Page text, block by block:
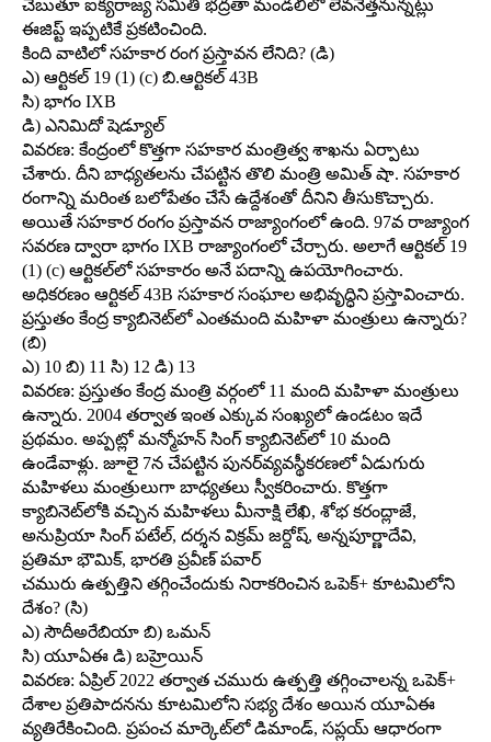
చెబుతూ ఐక్యరాజ్య సమితి భద్రతా మండలిలో లేవనెత్తనున్నట్లు
ఈజిప్ట్‌ ఇప్పటికే ప్రకటించింది.
కింది వాటిలో సహకార రంగ ప్రస్తావన లేనిది? (డి)
ఎ) ఆర్టికల్‌ 19 (1) (c) బి.ఆర్టికల్‌ 43B
సి) భాగం IXB
డి) ఎనిమిదో షెడ్యూల్‌
వివరణ: కేంద్రంలో కొత్తగా సహకార మంత్రిత్వ శాఖను ఏర్పాటు
చేశారు. దీని బాధ్యతలను చేపట్టిన తొలి మంత్రి అమిత్‌ షా. సహకార
రంగాన్ని మరింత బలోపేతం చేసే ఉద్దేశంతో దీనిని తీసుకొచ్చారు.
అయితే సహకార రంగం ప్రస్తావన రాజ్యాంగంలో ఉంది. 97వ రాజ్యాంగ
సవరణ ద్వారా భాగం IXB రాజ్యాంగంలో చేర్చారు. అలాగే ఆర్టికల్‌ 19
(1) (c) ఆర్టికల్‌లో సహకారం అనే పదాన్ని ఉపయోగించారు.
అధికరణం ఆర్టికల్‌ 43B సహకార సంఘాల అభివృద్ధిని ప్రస్తావించారు.
ప్రస్తుతం కేంద్ర క్యాబినెట్‌లో ఎంతమంది మహిళా మంత్రులు ఉన్నారు?
(బి)
ఎ) 10 బి) 11 సి) 12 డి) 13
వివరణ: ప్రస్తుతం కేంద్ర మంత్రి వర్గంలో 11 మంది మహిళా మంత్రులు
ఉన్నారు. 2004 తర్వాత ఇంత ఎక్కువ సంఖ్యలో ఉండటం ఇదే
ప్రథమం. అప్పట్లో మన్మోహన్‌ సింగ్‌ క్యాబినెట్‌లో 10 మంది
ఉండేవాళ్లు. జూలై 7న చేపట్టిన పునర్‌వ్యవస్థీకరణలో ఏడుగురు
మహిళలు మంత్రులుగా బాధ్యతలు స్వీకరించారు. కొత్తగా
క్యాబినెట్‌లోకి వచ్చిన మహిళలు మీనాక్షి లేఖి, శోభ కరంద్లాజే,
అనుప్రియా సింగ్‌ పటేల్‌, దర్శన విక్రమ్‌ జర్దోష్‌, అన్నపూర్ణాదేవి,
ప్రతిమా భౌమిక్‌, భారతి ప్రవీణ్‌ పవార్‌
చమురు ఉత్పత్తిని తగ్గించేందుకు నిరాకరించిన ఒపెక్‌+ కూటమిలోని
దేశం? (సి)
ఎ) సౌదీఅరేబియా బి) ఒమన్‌
సి) యూఏఈ డి) బహ్రెయిన్‌
వివరణ: ఏప్రిల్‌ 2022 తర్వాత చమురు ఉత్పత్తి తగ్గించాలన్న ఒపెక్‌+
దేశాల ప్రతిపాదనను కూటమిలోని సభ్య దేశం అయిన యూఏఈ
వ్యతిరేకించింది. ప్రపంచ మార్కెట్‌లో డిమాండ్‌, సప్లయ్‌ ఆధారంగా